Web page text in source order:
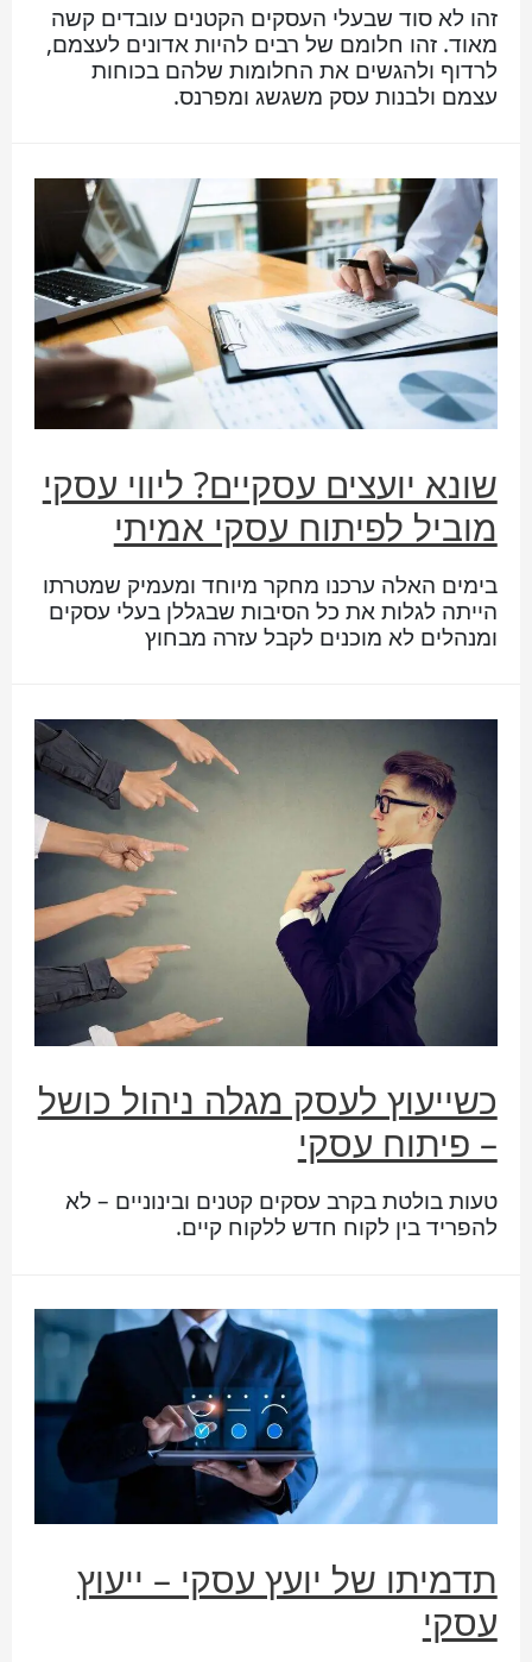
זהו לא סוד שבעלי העסקים הקטנים עובדים קשה
מאוד. זהו חלומם של רבים להיות אדונים לעצמם,
לרדוף ולהגשים את החלומות שלהם בכוחות
עצמם ולבנות עסק משגשג ומפרנס.
שונא יועצים עסקיים? ליווי עסקי
מוביל לפיתוח עסקי אמיתי
בימים האלה ערכנו מחקר מיוחד ומעמיק שמטרתו
הייתה לגלות את כל הסיבות שבגללן בעלי עסקים
ומנהלים לא מוכנים לקבל עזרה מבחוץ
כשייעוץ לעסק מגלה ניהול כושל
– פיתוח עסקי
טעות בולטת בקרב עסקים קטנים ובינוניים – לא
להפריד בין לקוח חדש ללקוח קיים.
תדמיתו של יועץ עסקי – ייעוץ
עסקי